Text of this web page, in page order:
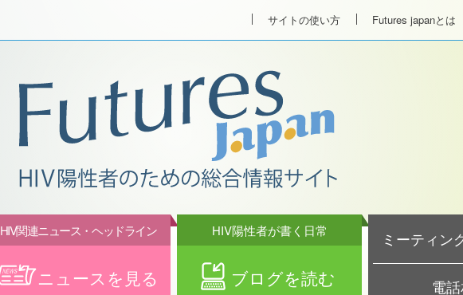
サイトの使い方 Futures japanとは
ニュースを見る
HIV関連ニュース・ヘッドライン
ブログを読む
HIV陽性者が書く日常 ミーティン
電